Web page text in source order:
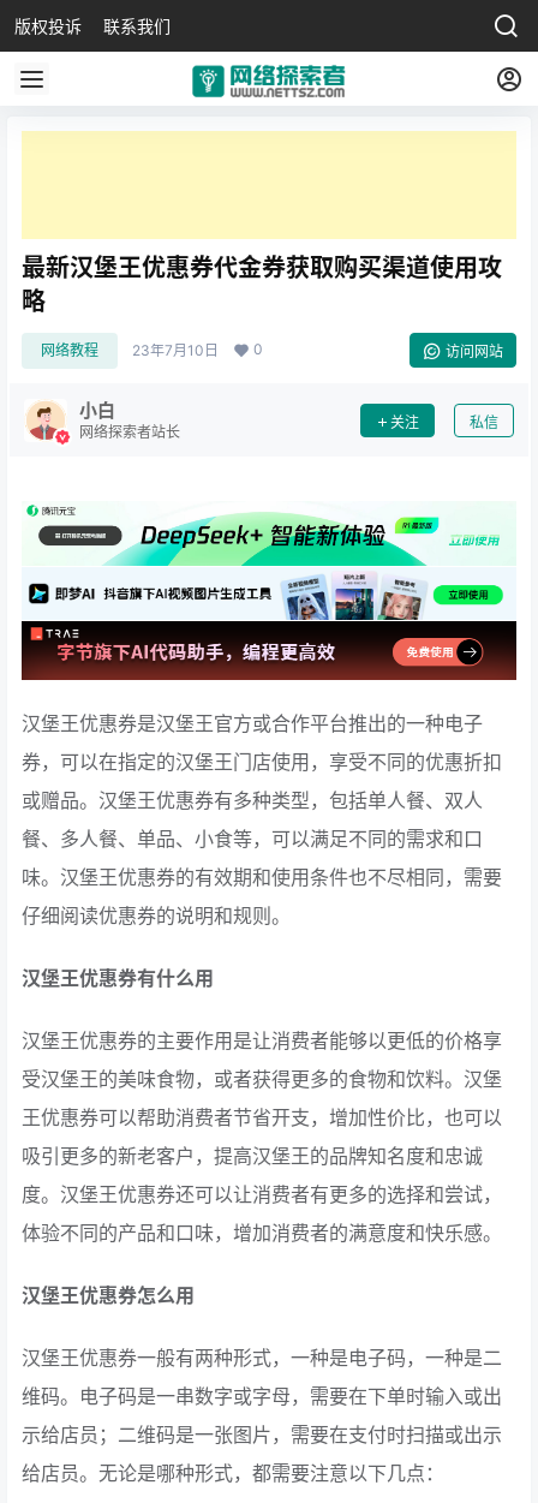
版权投诉 联系我们
最新汉堡王优惠券代金券获取购买渠道使用攻
略
网络教程 23年7月10日 0 访问网站
小白
网络探索者站长
关注 私信
汉堡王优惠券是汉堡王官方或合作平台推出的一种电子
券，可以在指定的汉堡王门店使用，享受不同的优惠折扣
或赠品。汉堡王优惠券有多种类型，包括单人餐、双人
餐、多人餐、单品、小食等，可以满足不同的需求和口
味。汉堡王优惠券的有效期和使用条件也不尽相同，需要
仔细阅读优惠券的说明和规则。
汉堡王优惠券有什么用
汉堡王优惠券的主要作用是让消费者能够以更低的价格享
受汉堡王的美味食物，或者获得更多的食物和饮料。汉堡
王优惠券可以帮助消费者节省开支，增加性价比，也可以
吸引更多的新老客户，提高汉堡王的品牌知名度和忠诚
度。汉堡王优惠券还可以让消费者有更多的选择和尝试，
体验不同的产品和口味，增加消费者的满意度和快乐感。
汉堡王优惠券怎么用
汉堡王优惠券一般有两种形式，一种是电子码，一种是二
维码。电子码是一串数字或字母，需要在下单时输入或出
示给店员；二维码是一张图片，需要在支付时扫描或出示
给店员。无论是哪种形式，都需要注意以下几点：